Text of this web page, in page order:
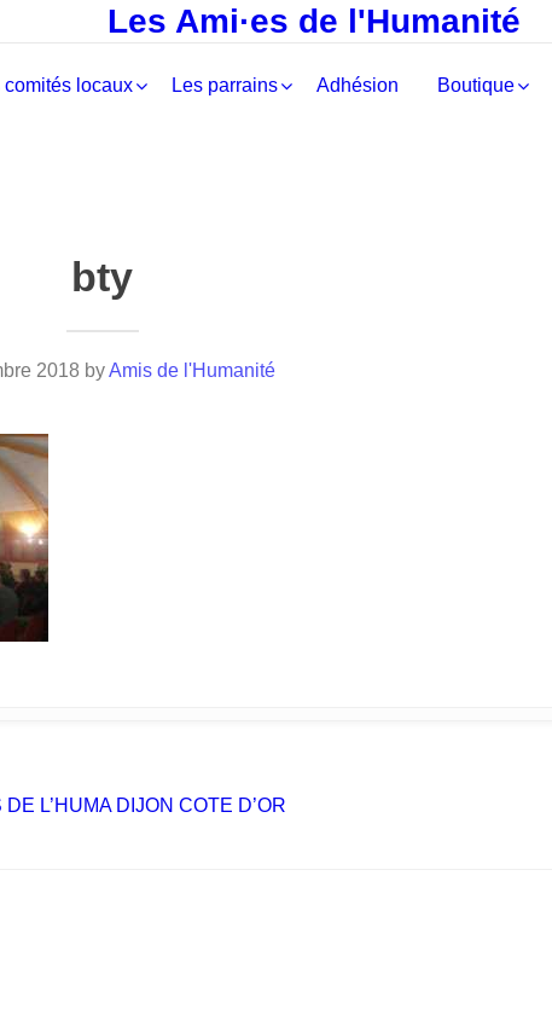
Les Ami·es de l'Humanité
comités locaux Les parrains Adhésion Boutique
bty
2018 byAmis de l'Humanité
L’HUMA DIJON COTE D’OR